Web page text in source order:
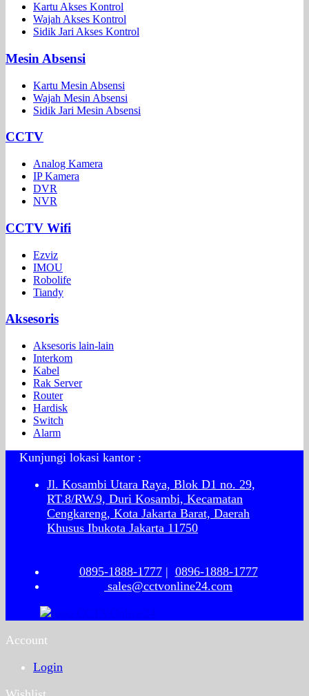
Kartu Akses Kontrol
Wajah Akses Kontrol
Sidik Jari Akses Kontrol
Mesin Absensi
Kartu Mesin Absensi
Wajah Mesin Absensi
Sidik Jari Mesin Absensi
CCTV
Analog Kamera
IP Kamera
DVR
NVR
CCTV Wifi
Ezviz
IMOU
Robolife
Tiandy
Aksesoris
Aksesoris lain-lain
Interkom
Kabel
Rak Server
Router
Hardisk
Switch
Alarm
Kunjungi lokasi kantor :
Jl. Kosambi Utara Raya, Blok D1 no. 29,
RT.8/RW.9, Duri Kosambi, Kecamatan
Cengkareng, Kota Jakarta Barat, Daerah
Khusus Ibukota Jakarta 11750
0895-1888-1777| 0896-1888-1777
sales@cctvonline24.com
Account
Login